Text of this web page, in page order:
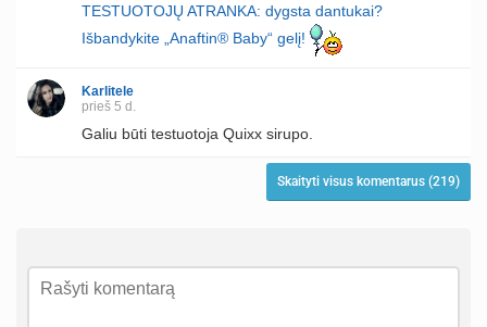
TESTUOTOJŲ ATRANKA: dygsta dantukai?
Išbandykite „Anaftin® Baby“ gelį!
Karlitele
prieš 5 d.
Galiu būti testuotoja Quixx sirupo.
Skaityti visus komentarus (219)